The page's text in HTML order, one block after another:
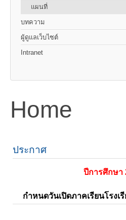
แผนที่
บทความ
ผู้ดูแลเว็บไซต์
Intranet
Home
ประกาศ
ปีการศึกษา
กำหนดวันเปิดภาคเรียนโรง